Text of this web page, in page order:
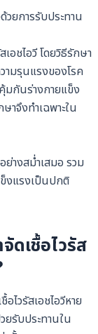
ยการรับประทาน
อชไอวี โดยวิธีรักษา
ามรุนแรงของโรค
มกันร่างกายแข็ง
าจึงทำเฉพาะใน
างสม่ำเสมอ รวม
งแรงเป็นปกติ
ดเชื้อไวรัส
ไวรัสเอชไอวีหาย
ยรับประทานใน